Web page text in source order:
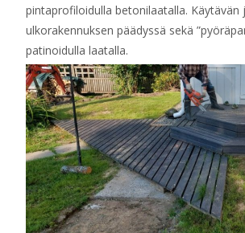
pintaprofiloidulla betonilaatalla. Käytävän
ulkorakennuksen päädyssä sekä
patinoidulla laatalla.